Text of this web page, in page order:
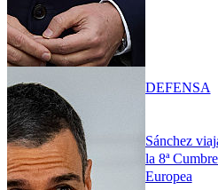
Sánchez
la 8ª
Europea
DEFENSA